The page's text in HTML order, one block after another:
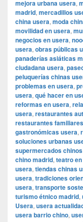
mejora urbana usera,
madrid, mercadillos
china usera, moda
movilidad en usera,
negocios en usera,
usera, obras públicas
panaderías asiáticas
ciudadana usera,
peluquerías chinas
problemas en usera,
usera, qué hacer en
reformas en usera,
usera, restaurantes
restaurantes
gastronómicas usera,
soluciones urbanas
supermercados
chino madrid, teatro
usera, tiendas chinas
usera, tradiciones
usera, transporte
turismo étnico madrid,
Usera, usera
usera barrio chino,